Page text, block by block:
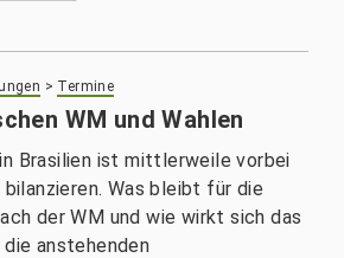
> Termine
WM und Wahlen
Brasilien ist mittlerweile vorbei
Was bleibt für die
der WM und wie wirkt sich das
anstehenden